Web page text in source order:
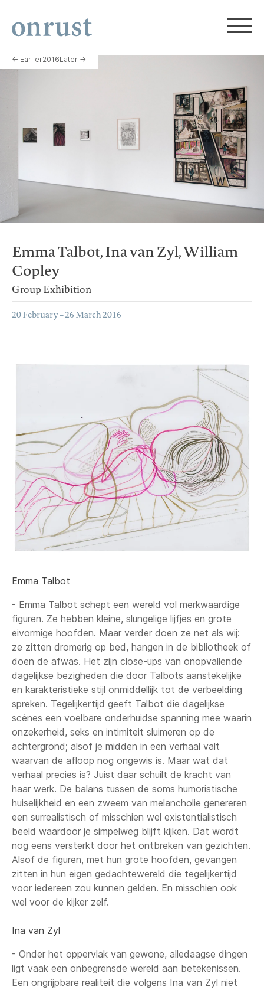
Emma Talbot, Ina van Zyl, William
Copley
Group Exhibition
20 February – 26 March 2016
Emma Talbot
- Emma Talbot schept een wereld vol merkwaardige
figuren. Ze hebben kleine, slungelige lijfjes en grote
eivormige hoofden. Maar verder doen ze net als wij:
ze zitten dromerig op bed, hangen in de bibliotheek of
doen de afwas. Het zijn close-ups van onopvallende
dagelijkse bezigheden die door Talbots aanstekelijke
en karakteristieke stijl onmiddellijk tot de verbeelding
spreken. Tegelijkertijd geeft Talbot die dagelijkse
scènes een voelbare onderhuidse spanning mee waarin
onzekerheid, seks en intimiteit sluimeren op de
achtergrond; alsof je midden in een verhaal valt
waarvan de afloop nog ongewis is. Maar wat dat
verhaal precies is? Juist daar schuilt de kracht van
haar werk. De balans tussen de soms humoristische
huiselijkheid en een zweem van melancholie genereren
een surrealistisch of misschien wel existentialistisch
beeld waardoor je simpelweg blijft kijken. Dat wordt
nog eens versterkt door het ontbreken van gezichten.
Alsof de figuren, met hun grote hoofden, gevangen
zitten in hun eigen gedachtewereld die tegelijkertijd
voor iedereen zou kunnen gelden. En misschien ook
wel voor de kijker zelf.
Ina van Zyl
- Onder het oppervlak van gewone, alledaagse dingen
ligt vaak een onbegrensde wereld aan betekenissen.
Een ongrijpbare realiteit die volgens Ina van Zyl niet
← Earlier2016Later →